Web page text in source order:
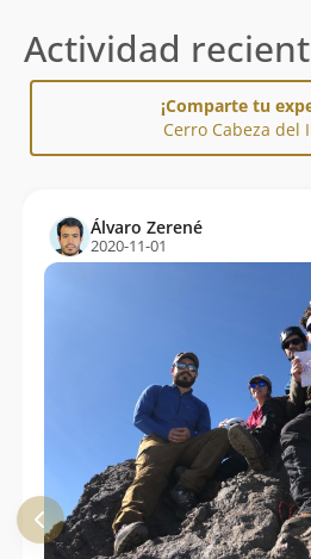
Actividad
¡Comparte tu
Cerro Cabeza del
Álvaro Zerené
2020-11-01